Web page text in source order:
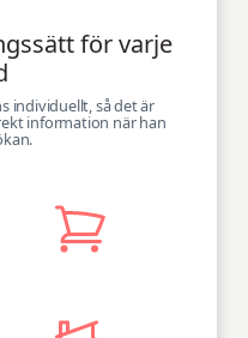
för varje
individuellt, så det är
information när han